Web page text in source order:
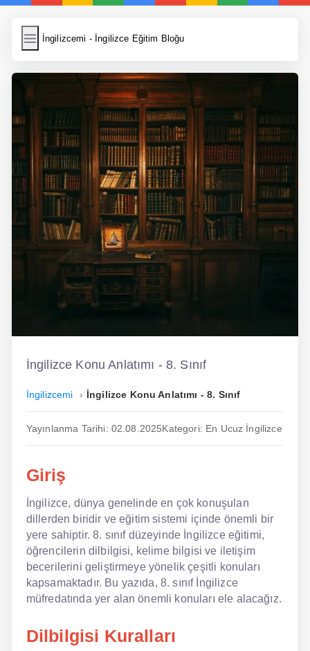
İngilizcemi - İngilizce Eğitim Bloğu
İngilizcemi
Resim Yükle
Wordpress Cache
Anasayfa
İngilizce Yemek Tarifleri
İngilizce Şarkı Sözleri
5 Günde İngilizce
Bilinçaltı İngilizce
İngilizce Biyografiler
Dil Eğitimi
Dil Kursu
En Ucuz İngilizce
En Uygun İngilizce
Hipnozla İngilizce
Hızlı İngilizce
İngilizce Kursu Yorum
İngilizce Konu Anlatımı - 8. Sınıf
İngilizcemi İngilizce Konu Anlatımı - 8. Sınıf
Yayınlanma Tarihi: 02.08.2025Kategori: En Ucuz İngilizce
Giriş
İngilizce, dünya genelinde en çok konuşulan
dillerden biridir ve eğitim sistemi içinde önemli bir
yere sahiptir. 8. sınıf düzeyinde İngilizce eğitimi,
öğrencilerin dilbilgisi, kelime bilgisi ve iletişim
becerilerini geliştirmeye yönelik çeşitli konuları
kapsamaktadır. Bu yazıda, 8. sınıf İngilizce
müfredatında yer alan önemli konuları ele alacağız.
Dilbilgisi Kuralları